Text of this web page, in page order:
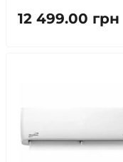
12 499.00 грн